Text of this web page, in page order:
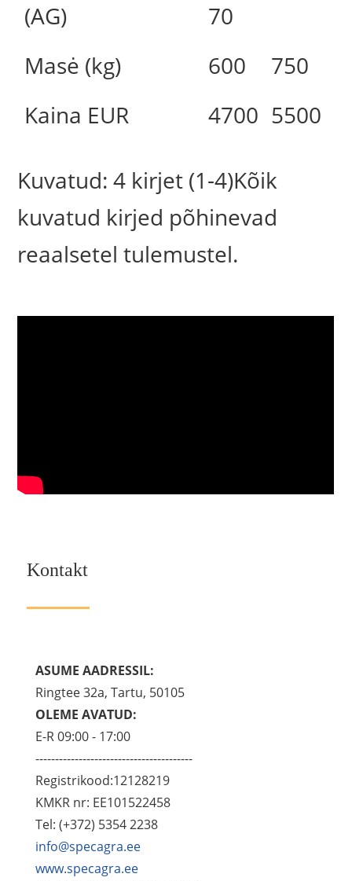
(AG)
70
Masė (kg)
600
750
Kaina EUR
4700 5500
Kuvatud: 4 kirjet (1-4)Kõik
kuvatud kirjed põhinevad
reaalsetel tulemustel.
Kontakt
ASUME AADRESSIL:
Ringtee 32a, Tartu, 50105
OLEME AVATUD:
E-R 09:00 - 17:00
----------------------------------------
Registrikood:12128219
KMKR nr: EE101522458
Tel: (+372) 5354 2238
info@specagra.ee
www.specagra.ee